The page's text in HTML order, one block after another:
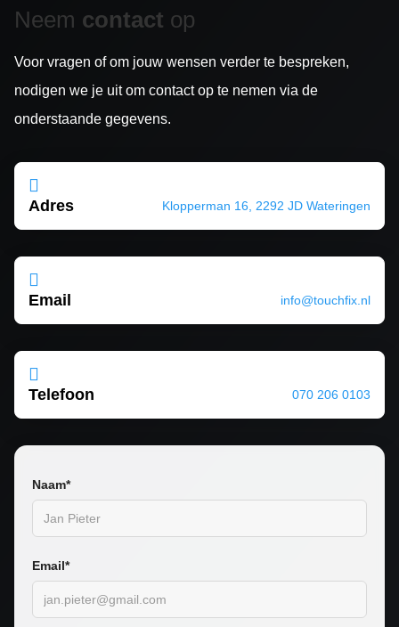
Naam*
Email*
Neem contact op
Voor vragen of om jouw wensen verder te bespreken,
nodigen we je uit om contact op te nemen via de
onderstaande gegevens.

Adres Klopperman 16, 2292 JD Wateringen

Email info@touchfix.nl

Telefoon 070 206 0103